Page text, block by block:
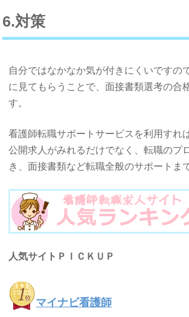
6.対策
自分ではなかなか気が付きにくいですの
に見てもらうことで、面接書類選考の合
す。
看護師転職サポートサービスを利用すれ
公開求人がみれるだけでなく、転職のプ
き、面接書類など転職全般のサポートま
人気サイトＰＩＣＫＵＰ
マイナビ看護師